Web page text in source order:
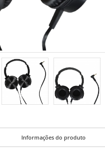
Informações do produto